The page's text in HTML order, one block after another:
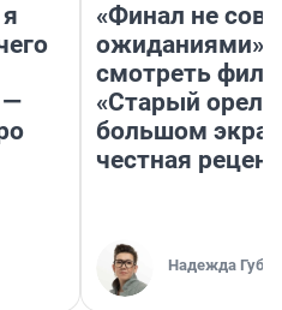
—
«Финал не
ожиданиями»:
смотреть
«Старый орел»
большом
честная
Надежда